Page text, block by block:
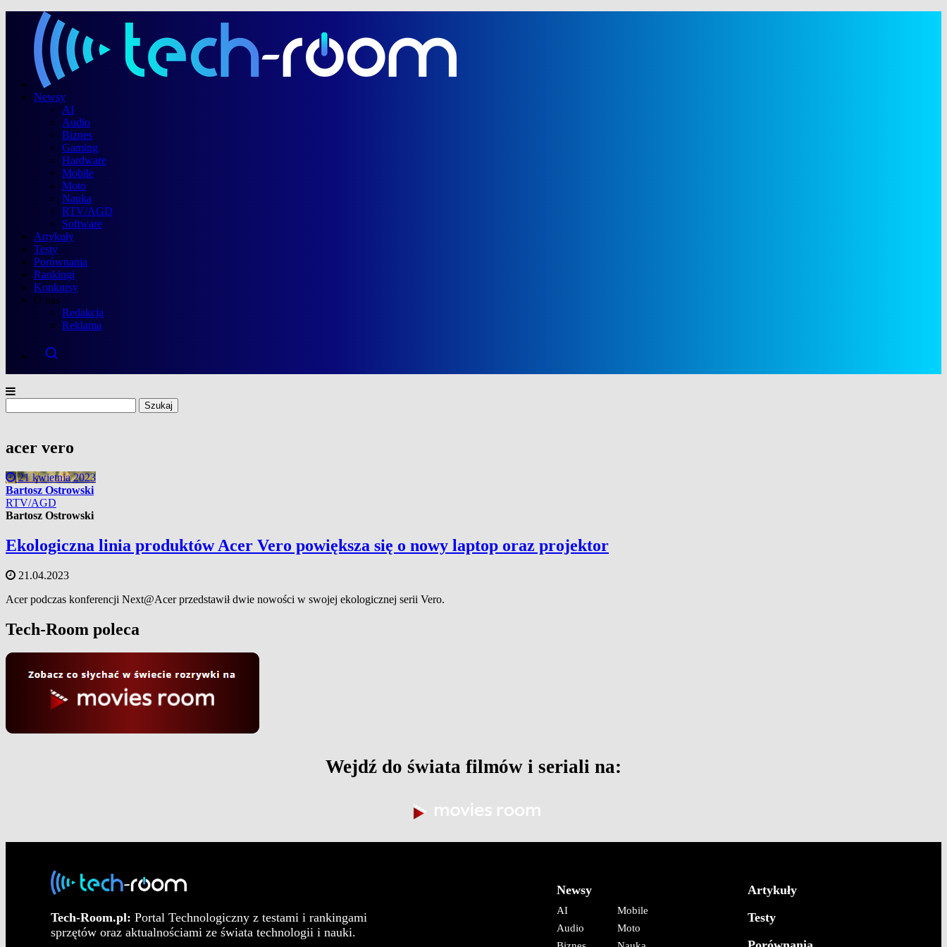
Newsy
AI
Audio
Biznes
Gaming
Hardware
Mobile
Moto
Nauka
RTV/AGD
Software
Artykuły
Testy
Porównania
Rankingi
Konkursy
O nas
Redakcja
Reklama
acer vero
21 kwietnia 2023
Bartosz Ostrowski
RTV/AGD
Bartosz Ostrowski
Ekologiczna linia produktów Acer Vero powiększa się o nowy laptop oraz projektor
21.04.2023
Acer podczas konferencji Next@Acer przedstawił dwie nowości w swojej ekologicznej serii Vero.
Tech-Room poleca
Wejdź do świata filmów i seriali na:
Tech-Room.pl: Portal Technologiczny z testami i rankingami
sprzętów oraz aktualnościami ze świata technologii i nauki.
Newsy
AI
Audio
Mobile
Moto
Artykuły
Testy